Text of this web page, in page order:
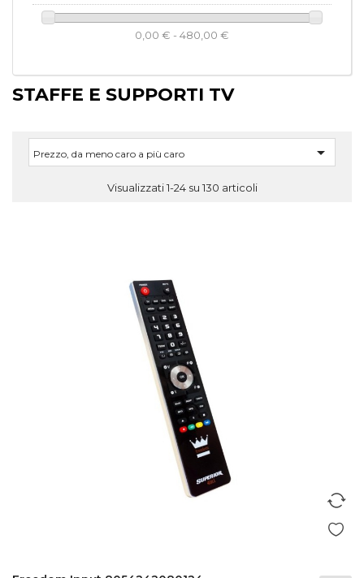
0,00 € - 480,00 €
STAFFE E SUPPORTI TV
Prezzo, da meno caro a più caro 
Visualizzati 1-24 su 130 articoli